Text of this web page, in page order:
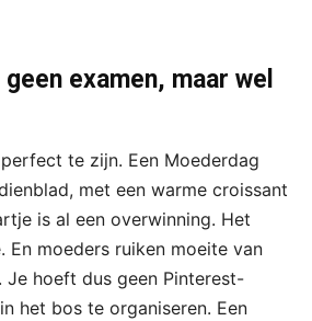
examen, maar wel
te zijn. Een Moederdag
met een warme croissant
is al een overwinning. Het
En moeders ruiken moeite van
Je hoeft dus geen Pinterest-
het bos te organiseren. Een